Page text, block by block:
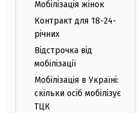
Мобілізація жінок
Контракт для 18-24-
річних
Відстрочка від
мобілізації
Мобілізація в Україні:
скільки осіб мобілізує
ТЦК